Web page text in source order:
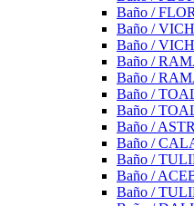
Baño /
Baño /
Baño /
Baño /
Baño /
Baño /
Baño /
Baño /
Baño /
Baño /
Baño /
Baño /